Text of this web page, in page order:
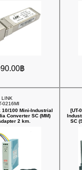
฿
LINK
0216MI
10/100 Mini-Industrial
Converter SC (MM)
2 km.
[UT-
SC